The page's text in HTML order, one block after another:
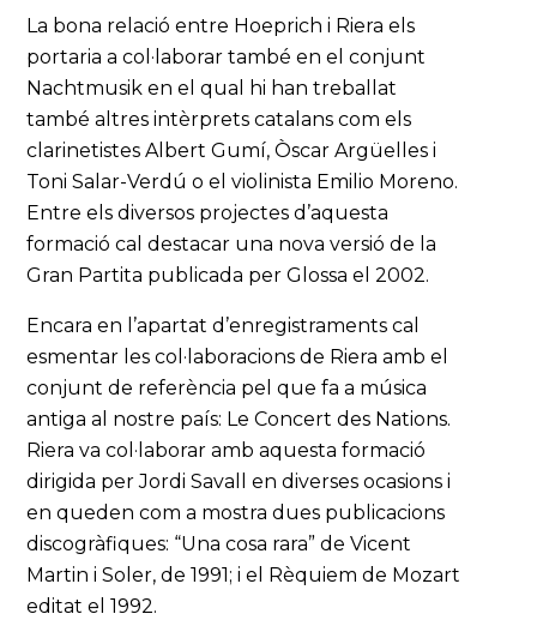
La bona relació entre Hoeprich i Riera els
portaria a col·laborar també en el conjunt
Nachtmusik en el qual hi han treballat
també altres intèrprets catalans com els
clarinetistes Albert Gumí, Òscar Argüelles i
Toni Salar-Verdú o el violinista Emilio Moreno.
Entre els diversos projectes d’aquesta
formació cal destacar una nova versió de la
Gran Partita publicada per Glossa el 2002.
Encara en l’apartat d’enregistraments cal
esmentar les col·laboracions de Riera amb el
conjunt de referència pel que fa a música
antiga al nostre país: Le Concert des Nations.
Riera va col·laborar amb aquesta formació
dirigida per Jordi Savall en diverses ocasions i
en queden com a mostra dues publicacions
discogràfiques: “Una cosa rara” de Vicent
Martin i Soler, de 1991; i el Rèquiem de Mozart
editat el 1992.